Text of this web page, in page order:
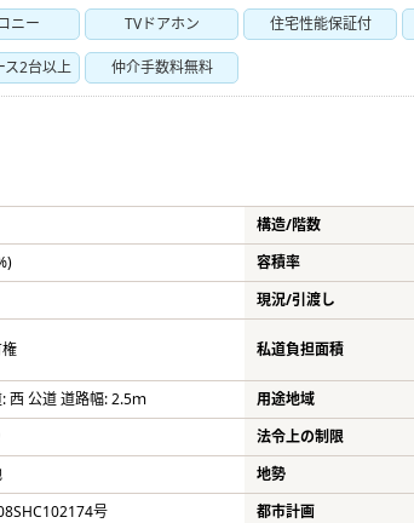
ニー TVドアホン 住宅性能保証付
ス2台以上 仲介手数料無料
構造/階数
容積率
現況/引渡し
私道負担面積
西 公道 道路幅: 2.5ｍ 用途地域
法令上の制限
地勢
号 都市計画